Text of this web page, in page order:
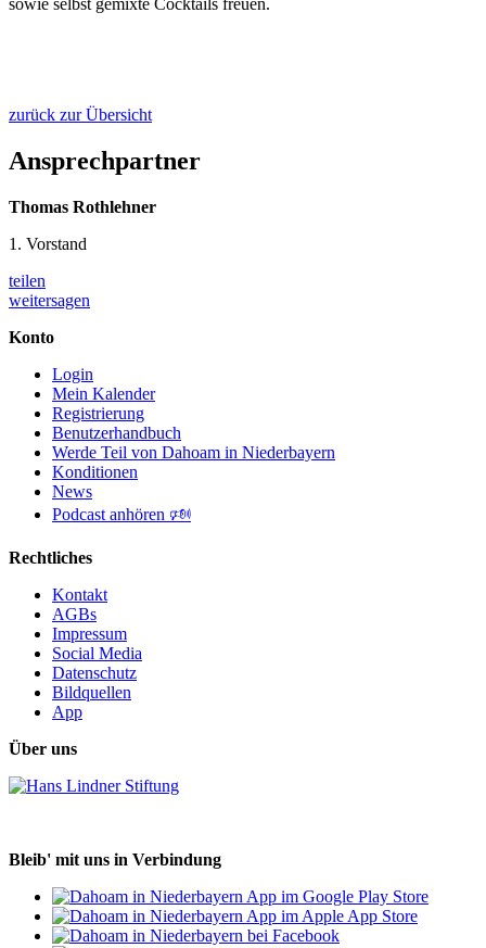
zurück zur Übersicht
Ansprechpartner
Thomas Rothlehner
1. Vorstand
teilen
weitersagen
Konto
Login
Mein Kalender
Registrierung
Benutzerhandbuch
Werde Teil von Dahoam in Niederbayern
Konditionen
News
Podcast anhören 🕬
Rechtliches
Kontakt
AGBs
Impressum
Social Media
Datenschutz
Bildquellen
App
Über uns
Bleib' mit uns in Verbindung